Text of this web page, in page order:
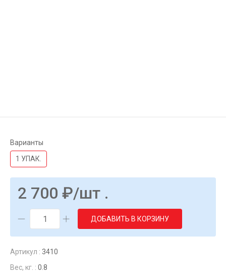
Варианты
1 УПАК.
2 700 ₽/шт .
ДОБАВИТЬ В КОРЗИНУ
Артикул : 3410
Вес, кг. : 0.8